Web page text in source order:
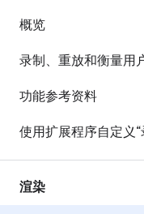
概览
录制、重放和衡量用
功能参考资料
使用扩展程序自定义“
渲染